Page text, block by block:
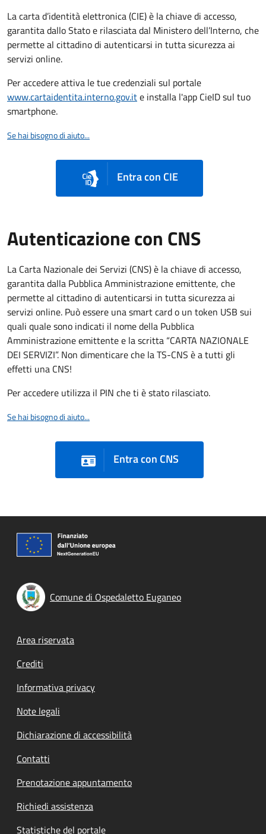
La carta d’identità elettronica (CIE) è la chiave di accesso,
garantita dallo Stato e rilasciata dal Ministero dell’Interno, che
permette al cittadino di autenticarsi in tutta sicurezza ai
servizi online.
Per accedere attiva le tue credenziali sul portale
www.cartaidentita.interno.gov.ite installa l'app CieID sul tuo
smartphone.
Se hai bisogno di aiuto...
Entra con CIE
Autenticazione con CNS
La Carta Nazionale dei Servizi (CNS) è la chiave di accesso,
garantita dalla Pubblica Amministrazione emittente, che
permette al cittadino di autenticarsi in tutta sicurezza ai
servizi online. Può essere una smart card o un token USB sui
quali quale sono indicati il nome della Pubblica
Amministrazione emittente e la scritta “CARTA NAZIONALE
DEI SERVIZI”. Non dimenticare che la TS-CNS è a tutti gli
effetti una CNS!
Per accedere utilizza il PIN che ti è stato rilasciato.
Se hai bisogno di aiuto...
Entra con CNS
Comune di Ospedaletto Euganeo
Footer menu
Area riservata
Crediti
Informativa privacy
Note legali
Dichiarazione di accessibilità
Contatti
Prenotazione appuntamento
Richiedi assistenza
Statistiche del portale